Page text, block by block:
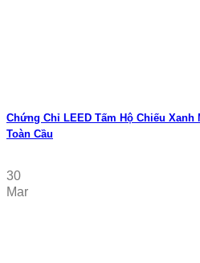
Chứng Chỉ LEED Tấm Hộ Chiếu Xanh
Toàn Cầu
30
Mar